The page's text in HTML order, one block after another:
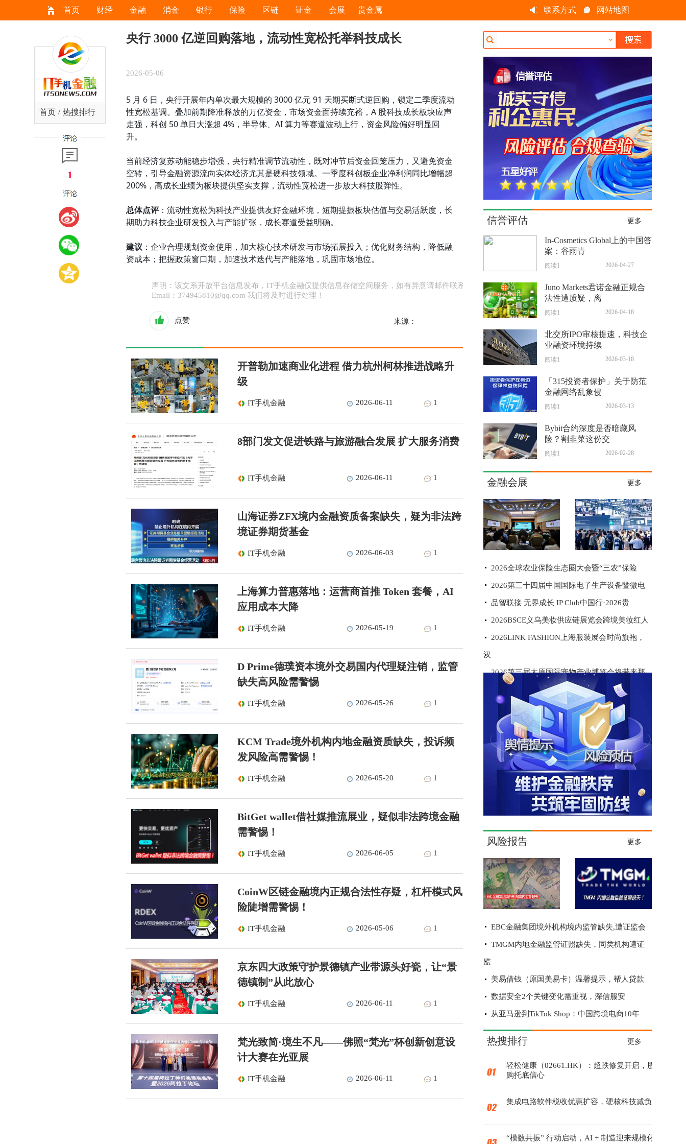
首页 财经 金融 消金 银行 保险 区链 证金 会展 贵金属 联系方式 网站地图
首页 / 热搜排行
1
央行 3000 亿逆回购落地，流动性宽松托举科技成长
2026-05-06
5 月 6 日，央行开展年内单次最大规模的 3000 亿元 91 天期买断式逆回购，锁定二季度流动
性宽松基调。叠加前期降准释放的万亿资金，市场资金面持续充裕，A 股科技成长板块应声
走强，科创 50 单日大涨超 4%，半导体、AI 算力等赛道波动上行，资金风险偏好明显回
升。
当前经济复苏动能稳步增强，央行精准调节流动性，既对冲节后资金回笼压力，又避免资金
空转，引导金融资源流向实体经济尤其是硬科技领域。一季度科创板企业净利润同比增幅超
200%，高成长业绩为板块提供坚实支撑，流动性宽松进一步放大科技股弹性。
总体点评：流动性宽松为科技产业提供友好金融环境，短期提振板块估值与交易活跃度，长
期助力科技企业研发投入与产能扩张，成长赛道受益明确。
建议 ：企业合理规划资金使用，加大核心技术研发与市场拓展投入；优化财务结构，降低融
资成本；把握政策窗口期，加速技术迭代与产能落地，巩固市场地位。
声明：该文系开放平台信息发布，IT手机金融仅提供信息存储空间服务，如有异意请邮件联系
Email：374945810@qq.com 我们将及时进行处理！
点赞 来源：
开普勒加速商业化进程 借力杭州柯林推进战略升
级
IT手机金融 2026-06-11 1
8部门发文促进铁路与旅游融合发展 扩大服务消费
IT手机金融 2026-06-11 1
山海证券ZFX境内金融资质备案缺失，疑为非法跨
境证券期货基金
IT手机金融 2026-06-03 1
上海算力普惠落地：运营商首推 Token 套餐，AI
应用成本大降
IT手机金融 2026-05-19 1
D Prime德璞资本境外交易国内代理疑注销，监管
缺失高风险需警惕
IT手机金融 2026-05-26 1
KCM Trade境外机构内地金融资质缺失，投诉频
发风险高需警惕！
IT手机金融 2026-05-20 1
BitGet wallet借社媒推流展业，疑似非法跨境金融
需警惕！
IT手机金融 2026-06-05 1
CoinW区链金融境内正规合法性存疑，杠杆模式风
险陡增需警惕！
IT手机金融 2026-05-06 1
京东四大政策守护景德镇产业带源头好瓷，让“景
德镇制”从此放心
IT手机金融 2026-06-11 1
梵光致简·境生不凡——佛照“梵光”杯创新创意设
计大赛在光亚展
IT手机金融 2026-06-11 1
信誉评估 更多
In-Cosmetics Global上的中国答
案：谷雨青
阅读1 2026-04-27
Juno Markets君诺金融正规合
法性遭质疑，离
阅读1 2026-04-18
北交所IPO审核提速，科技企
业融资环境持续
阅读1 2026-03-18
「315投资者保护」关于防范
金融网络乱象侵
阅读1 2026-03-13
Bybit合约深度是否暗藏风
险？割韭菜这份交
阅读1 2026-02-28
金融会展 更多
2026全球农业保险生态圈大会暨“三农”保险
2026第三十四届中国国际电子生产设备暨微电
品智联接 无界成长 IP Club中国行·2026贵
2026BSCE义乌美妆供应链展览会跨境美妆红人
2026LINK FASHION上海服装展会时尚旗袍，
汉
2026第三届太原国际宠物产业博览会将带来那
风险报告 更多
EBC金融集团境外机构境内监管缺失,遭证监会
TMGM内地金融监管证照缺失，同类机构遭证
监
美易借钱（原国美易卡）温馨提示，帮人贷款
数据安全2个关键变化需重视，深信服安
从亚马逊到TikTok Shop：中国跨境电商10年
赔钱又赔货？“全球速卖通”被指物流还在运
热搜排行 更多
轻松健康（02661.HK）：超跌修复开启，股份回
购托底信心
集成电路软件税收优惠扩容，硬核科技减负增效
“模数共振” 行动启动，AI + 制造迎来规模化落地